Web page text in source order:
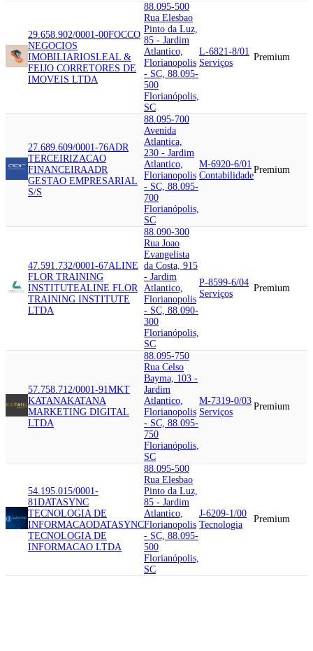
29.658.902/0001-00FOCCO
NEGOCIOS
IMOBILIARIOSLEAL &
FEIJO CORRETORES DE
IMOVEIS LTDA
88.095-500
Rua Elesbao
Pinto da Luz,
85 - Jardim
Atlantico,
Florianopolis
- SC, 88.095-
500
Florianópolis,
SC
L-6821-8/01
Serviços
Premium
27.689.609/0001-76ADR
TERCEIRIZACAO
FINANCEIRAADR
GESTAO EMPRESARIAL
S/S
88.095-700
Avenida
Atlantica,
230 - Jardim
Atlantico,
Florianopolis
- SC, 88.095-
700
Florianópolis,
SC
M-6920-6/01
Contabilidade
Premium
47.591.732/0001-67ALINE
FLOR TRAINING
INSTITUTEALINE FLOR
TRAINING INSTITUTE
LTDA
88.090-300
Rua Joao
Evangelista
da Costa, 915
- Jardim
Atlantico,
Florianopolis
- SC, 88.090-
300
Florianópolis,
SC
P-8599-6/04
Serviços
Premium
57.758.712/0001-91 MKT
KATANAKATANA
MARKETING DIGITAL
LTDA
88.095-750
Rua Celso
Bayma, 103 -
Jardim
Atlantico,
Florianopolis
- SC, 88.095-
750
Florianópolis,
SC
M-7319-0/03
Serviços
Premium
54.195.015/0001-
81 DATASYNC
TECNOLOGIA DE
INFORMACAODATASYNC
TECNOLOGIA DE
INFORMACAO LTDA
88.095-500
Rua Elesbao
Pinto da Luz,
85 - Jardim
Atlantico,
Florianopolis
- SC, 88.095-
500
Florianópolis,
SC
J-6209-1/00
Tecnologia
Premium